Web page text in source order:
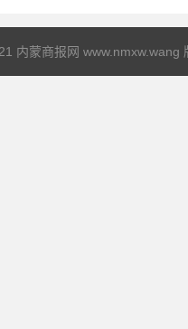
内蒙商报网 www.nmxw.wang